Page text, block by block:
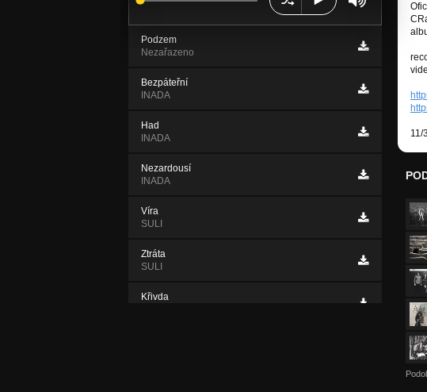
Podzem
Nezařazeno
Bezpáteřní
INADA
Had
INADA
Nezardousí
INADA
Víra
SULI
Ztráta
SULI
Křivda
11/